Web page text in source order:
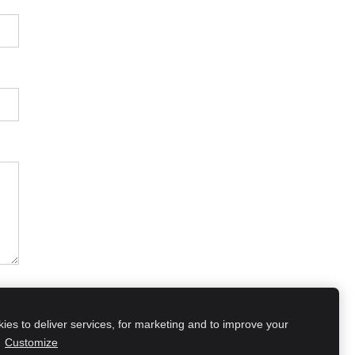
to deliver services, for marketing and to improve your
Customize